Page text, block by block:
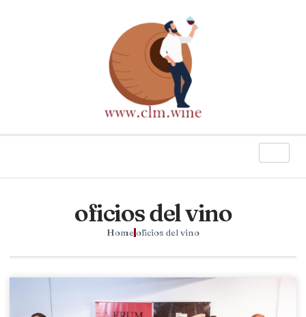
oficios del vino
Home oficios del vino